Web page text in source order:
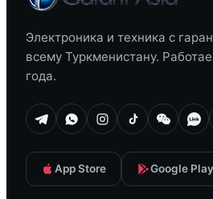
Электроника и техника с
всему Туркменистану.
года.
App Store Google Play